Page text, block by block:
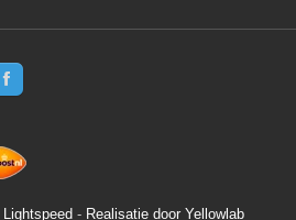
Lightspeed - Realisatie door Yellowlab